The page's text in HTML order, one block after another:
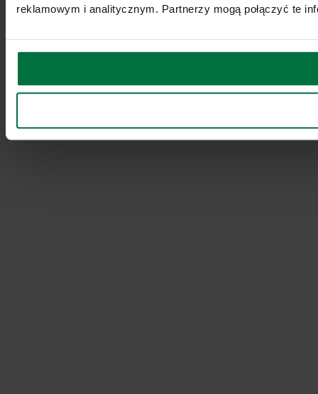
reklamowym i analitycznym. Partnerzy mogą połączyć te